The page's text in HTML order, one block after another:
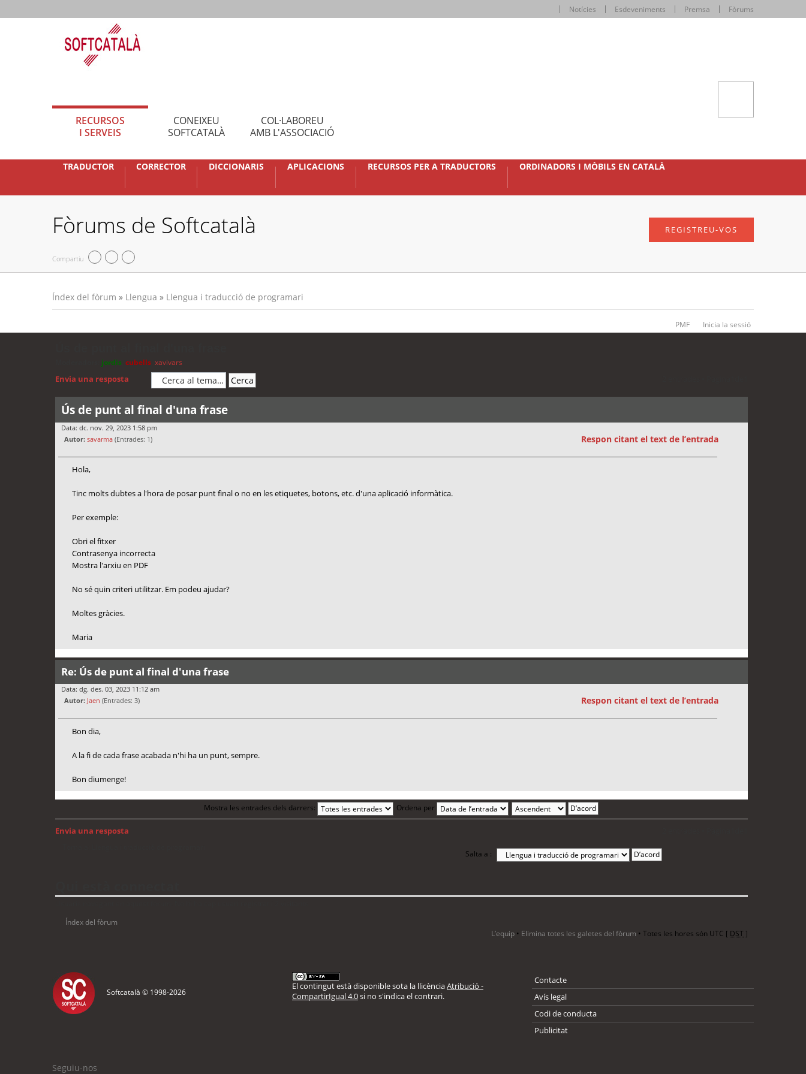
Notícies Esdeveniments Premsa Fòrums
RECURSOS
I SERVEIS
CONEIXEU
SOFTCATALÀ
COL·LABOREU
AMB L'ASSOCIACIÓ
TRADUCTOR CORRECTOR DICCIONARIS APLICACIONS RECURSOS PER A TRADUCTORS ORDINADORS I MÒBILS EN CATALÀ
Fòrums de Softcatalà
Compartiu
REGISTREU-VOS
Índex del fòrum » Llengua » Llengua i traducció de programari
PMF Inicia la sessió
jordis cubells xavivars
Envia una resposta
Ús de punt al final d'una frase
Data: dc. nov. 29, 2023 1:58 pm
Autor: savarma (Entrades: 1) Respon citant el text de l’entrada
Hola,
Tinc molts dubtes a l'hora de posar punt final o no en les etiquetes, botons, etc. d'una aplicació informàtica.
Per exemple:
Obri el fitxer
Contrasenya incorrecta
Mostra l'arxiu en PDF
No sé quin criteri utilitzar. Em podeu ajudar?
Moltes gràcies.
Maria
Re: Ús de punt al final d'una frase
Data: dg. des. 03, 2023 11:12 am
Autor: Jaen (Entrades: 3) Respon citant el text de l’entrada
Bon dia,
A la fi de cada frase acabada n'hi ha un punt, sempre.
Bon diumenge!
Mostra les entrades dels darrers: Ordena per
Envia una resposta
Salta a :
Índex del fòrum
L’equip • Elimina totes les galetes del fòrum • Totes les hores són UTC [ DST]
Softcatalà © 1998-2026
El contingut està disponible sota la llicènciaAtribució -
CompartirIgual 4.0si no s'indica el contrari.
Contacte
Avís legal
Codi de conducta
Publicitat
Seguiu-nos